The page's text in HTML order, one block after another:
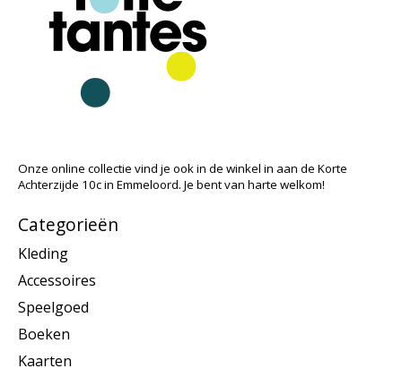
Onze online collectie vind je ook in de winkel in aan de Korte
Achterzijde 10c in Emmeloord. Je bent van harte welkom!
Categorieën
Kleding
Accessoires
Speelgoed
Boeken
Kaarten